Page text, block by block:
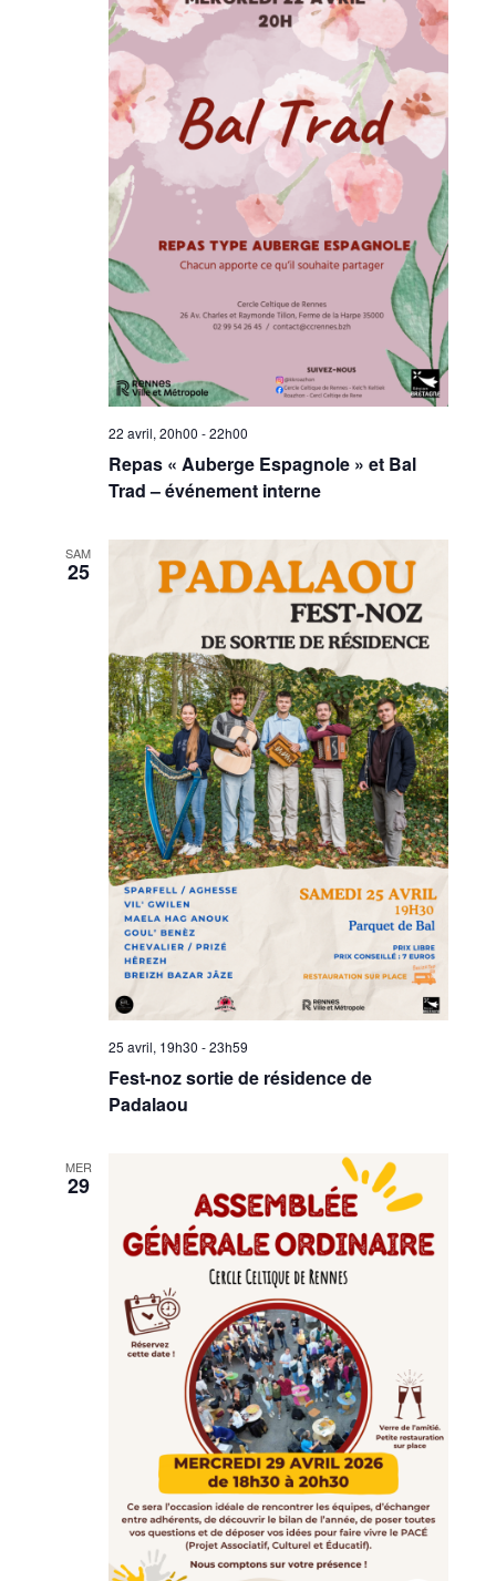
22 avril, 20h00 -22h00
Repas « Auberge Espagnole » et Bal
Trad – événement interne
SAM
25
25 avril, 19h30 -23h59
Fest-noz sortie de résidence de
Padalaou
MER
29